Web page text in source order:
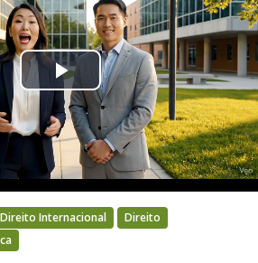
Play
Video
Direito Internacional
Direito